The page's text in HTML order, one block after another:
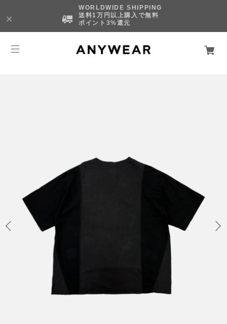
WORLDWIDE SHIPPING
送料1万円以上購入で無料
ポイント3%還元